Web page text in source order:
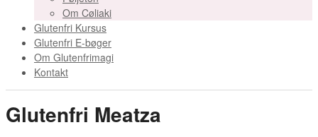
Om Cøliaki
Glutenfri Kursus
Glutenfri E-bøger
Om Glutenfrimagi
Kontakt
Glutenfri Meatza